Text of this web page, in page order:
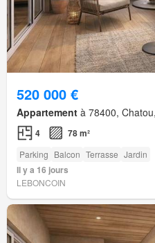
520 000 €
Appartement à 78400,
4 78 m²
Parking Balcon Terrasse Jardin
Il y a 16 jours
LEBONCOIN